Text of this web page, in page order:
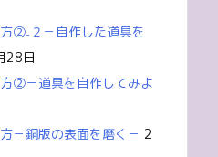
②₋２－自作した道具を
28日
②－道具を自作してみよ
－銅版の表面を磨く－ 2